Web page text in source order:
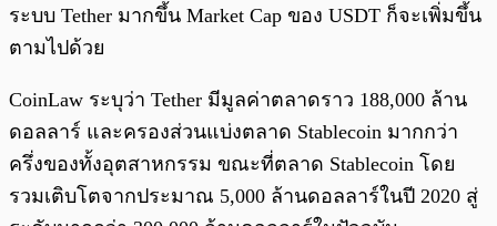
ระบบ Tether มากขึ้น Market Cap ของ USDT ก็จะเพิ่มขึ้น
ตามไปด้วย
CoinLaw ระบุว่า Tether มีมูลค่าตลาดราว 188,000 ล้าน
ดอลลาร์ และครองส่วนแบ่งตลาด Stablecoin มากกว่า
ครึ่งของทั้งอุตสาหกรรม ขณะที่ตลาด Stablecoin โดย
รวมเติบโตจากประมาณ 5,000 ล้านดอลลาร์ในปี 2020 สู่